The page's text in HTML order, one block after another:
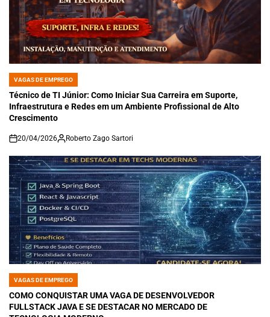
POSTED
IN
VAGAS DE EMPREGO
Técnico de TI Júnior: Como Iniciar Sua Carreira em Suporte,
Infraestrutura e Redes em um Ambiente Profissional de Alto
Crescimento
on
20/04/2026 Roberto Zago Sartori
POSTED
IN
VAGAS DE EMPREGO
COMO CONQUISTAR UMA VAGA DE DESENVOLVEDOR
FULLSTACK JAVA E SE DESTACAR NO MERCADO DE